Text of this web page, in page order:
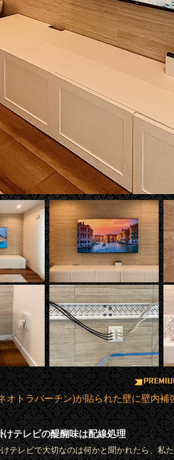
オトラバーチン)が貼られた壁に壁内
けテレビの醍醐味は配線処理
テレビで大切なのは何かと聞かれたら、私